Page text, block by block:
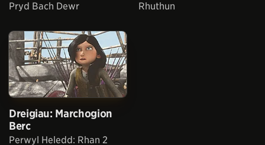
Pryd Bach Dewr Rhuthun
Dreigiau: Marchogion
Berc
Perwyl Heledd: Rhan 2